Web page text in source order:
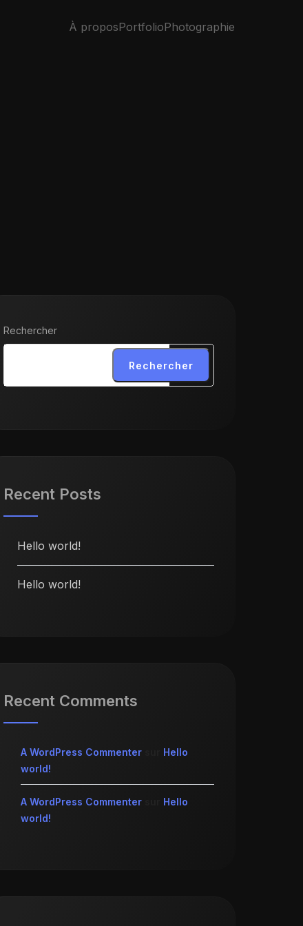
À proposPortfolioPhotographie
Rechercher
Rechercher
Recent Posts
Hello world!
Hello world!
Recent Comments
A WordPress Commenter
Hello
world!
A WordPress Commenter
Hello
world!